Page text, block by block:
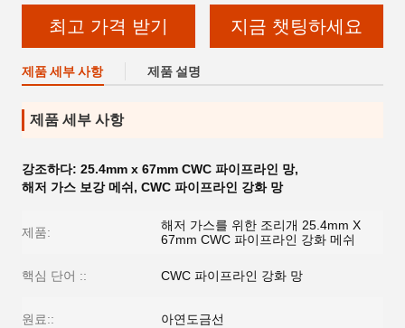
최고 가격 받기 지금 챗팅하세요
제품 세부 사항 제품 설명
제품 세부 사항
강조하다: 25.4mm x 67mm CWC 파이프라인 망,
해저 가스 보강 메쉬 , CWC 파이프라인 강화 망
제품:
해저 가스를 위한 조리개 25.4mm X
67mm CWC 파이프라인 강화 메쉬
핵심 단어 :: CWC 파이프라인 강화 망
원료:: 아연도금선